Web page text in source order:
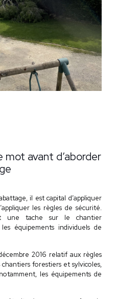
avant d’aborder
il est capital d’appliquer
les règles de sécurité.
une tache sur le chantier
équipements individuels de
2016 relatif aux règles
forestiers et sylvicoles,
les équipements de